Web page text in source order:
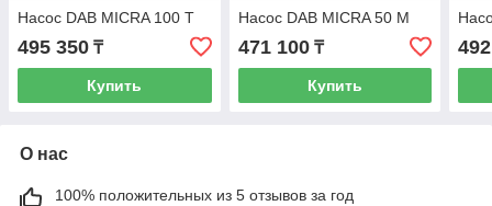
Насос DAB MICRA 100 T
495 350 ₸
Купить
Насос DAB MICRA 50 M
471 100₸
Купить
О нас
100% положительных из 5 отзывов за год